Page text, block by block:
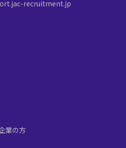
recruitment.jp
業の方